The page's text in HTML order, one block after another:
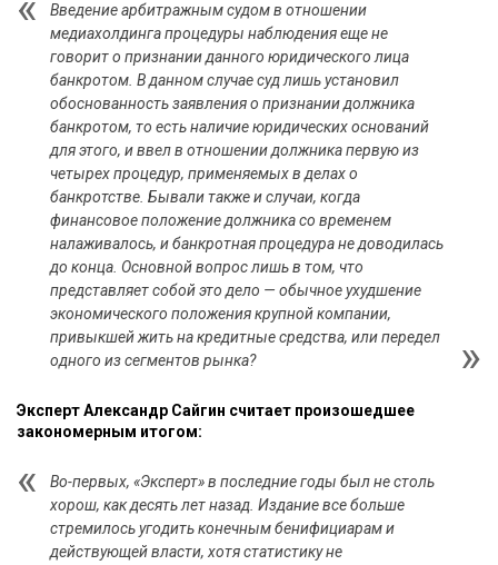
Введение арбитражным судом в отношении
медиахолдинга процедуры наблюдения еще не
говорит о признании данного юридического лица
банкротом. В данном случае суд лишь установил
обоснованность заявления о признании должника
банкротом, то есть наличие юридических оснований
для этого, и ввел в отношении должника первую из
четырех процедур, применяемых в делах о
банкротстве. Бывали также и случаи, когда
финансовое положение должника со временем
налаживалось, и банкротная процедура не доводилась
до конца. Основной вопрос лишь в том, что
представляет собой это дело — обычное ухудшение
экономического положения крупной компании,
привыкшей жить на кредитные средства, или передел
одного из сегментов рынка?
Эксперт Александр Сайгин считает произошедшее
закономерным итогом:
Во-первых, «Эксперт» в последние годы был не столь
хорош, как десять лет назад. Издание все больше
стремилось угодить конечным бенифициарам и
действующей власти, хотя статистику не